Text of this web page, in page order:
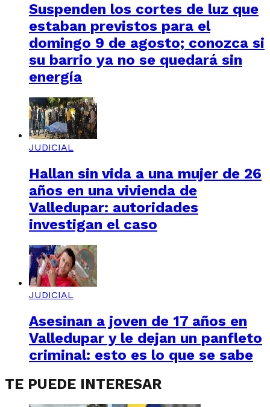
Suspenden los cortes de luz que
estaban previstos para el
domingo 9 de agosto; conozca si
su barrio ya no se quedará sin
energía
JUDICIAL
Hallan sin vida a una mujer de 26
años en una vivienda de
Valledupar: autoridades
investigan el caso
JUDICIAL
Asesinan a joven de 17 años en
Valledupar y le dejan un panfleto
criminal: esto es lo que se sabe
TE PUEDE INTERESAR